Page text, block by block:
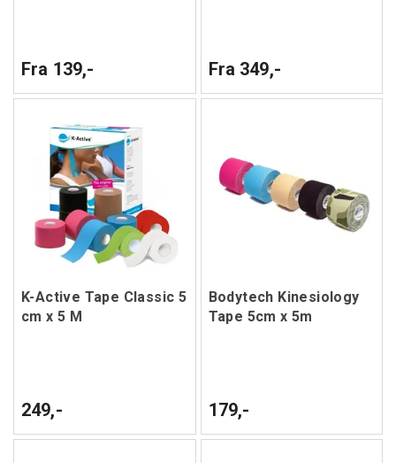
Fra 139,- Fra 349,-
K-Active Tape Classic 5
cm x 5 M
249,-
Bodytech Kinesiology
Tape 5cm x 5m
179,-